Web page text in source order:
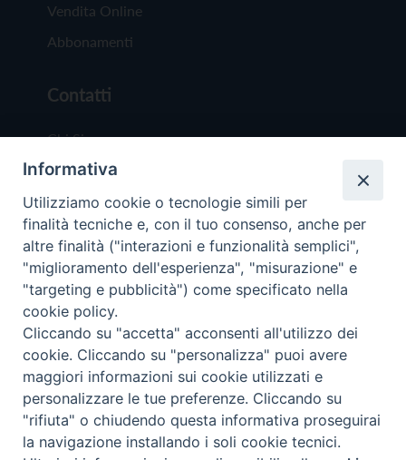
Vendita Online
Abbonamenti
Contatti
Chi Siamo
Redazione
Scrivici
Copyright © 2019 - Tutti i diritti riservati - Vita
Trentina Editrice
Privacy Policy
Torna
Informativa
Utilizziamo cookie o tecnologie simili per
finalità tecniche e, con il tuo consenso, anche per
altre finalità ("interazioni e funzionalità semplici",
"miglioramento dell'esperienza", "misurazione" e
"targeting e pubblicità") come specificato nella
cookie policy.
Cliccando su "accetta" acconsenti all'utilizzo dei
cookie. Cliccando su "personalizza" puoi avere
maggiori informazioni sui cookie utilizzati e
personalizzare le tue preferenze. Cliccando su
"rifiuta" o chiudendo questa informativa proseguirai
la navigazione installando i soli cookie tecnici.